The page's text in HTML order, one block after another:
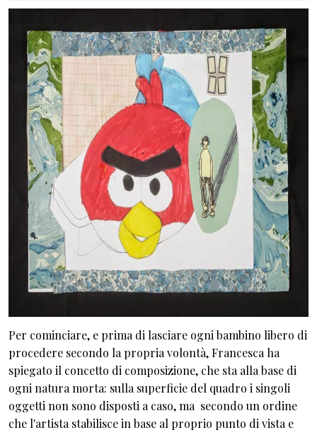
Per cominciare, e prima di lasciare ogni bambino libero di
procedere secondo la propria volontà, Francesca ha
spiegato il concetto di composizione, che sta alla base di
ogni natura morta: sulla superficie del quadro i singoli
oggetti non sono disposti a caso, ma secondo un ordine
che l'artista stabilisce in base al proprio punto di vista e